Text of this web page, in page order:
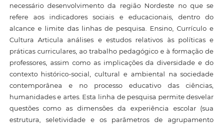
necessário desenvolvimento da região Nordeste no que se
refere aos indicadores sociais e educacionais, dentro do
alcance e limite das linhas de pesquisa. Ensino, Currículo e
Cultura Articula análises e estudos relativos às políticas e
práticas curriculares, ao trabalho pedagógico e à formação de
professores, assim como as implicações da diversidade e do
contexto histórico-social, cultural e ambiental na sociedade
contemporânea e no processo educativo das ciências,
humanidades e artes. Esta linha de pesquisa permite desvelar
questões como as dimensões da experiência escolar (sua
estrutura, seletividade e os parâmetros de agrupamento